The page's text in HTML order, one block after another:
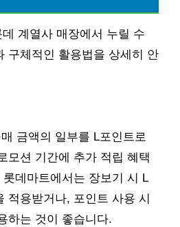
계열사 매장에서 누릴 수
구체적인 활용법을 상세히 안
금액의 일부를 L포인트로
모션 기간에 추가 적립 혜택
데마트에서는 장보기 시 L
적용받거나, 포인트 사용 시
하는 것이 좋습니다.